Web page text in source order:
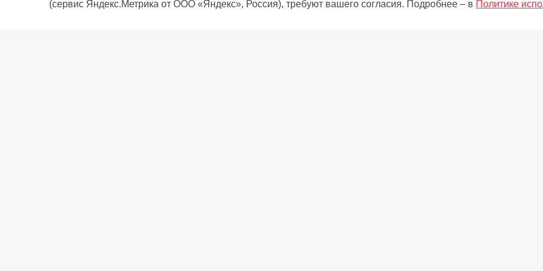
(сервис Яндекс.Метрика от ООО «Яндекс», Россия), требуют вашего согласия. Подробнее – в Политике